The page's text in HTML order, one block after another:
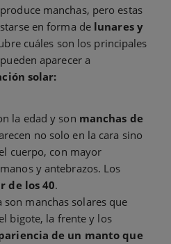
produce manchas, pero estas
en forma de lunares y
cuáles son los principales
aparecer a
solar:
la edad y son manchas de
no solo en la cara sino
cuerpo, con mayor
y antebrazos. Los
de los 40.
manchas solares que
bigote, la frente y los
de un manto que